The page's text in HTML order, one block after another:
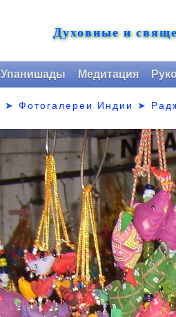
Духовные и
Упанишады Медитация
➤Фотогалереи Индии ➤